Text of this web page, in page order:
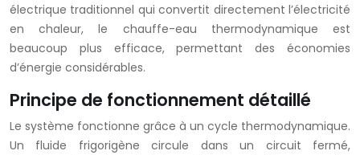
électrique traditionnel qui convertit directement l’électricité
en chaleur, le chauffe-eau thermodynamique est
beaucoup plus efficace, permettant des économies
d’énergie considérables.
Principe de fonctionnement détaillé
Le système fonctionne grâce à un cycle thermodynamique.
Un fluide frigorigène circule dans un circuit fermé,